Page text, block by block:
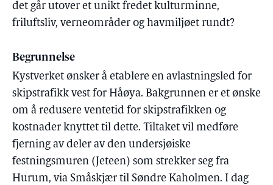
det går utover et unikt fredet kulturminne,
friluftsliv, verneområder og havmiljøet rundt?
Begrunnelse
Kystverket ønsker å etablere en avlastningsled for
skipstrafikk vest for Håøya. Bakgrunnen er et ønske
om å redusere ventetid for skipstrafikken og
kostnader knyttet til dette. Tiltaket vil medføre
fjerning av deler av den undersjøiske
festningsmuren (Jeteen) som strekker seg fra
Hurum, via Småskjær til Søndre Kaholmen. I dag